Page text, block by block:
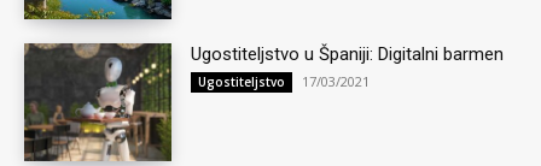
Ugostiteljstvo u Španiji: Digitalni barmen
Ugostiteljstvo 17/03/2021